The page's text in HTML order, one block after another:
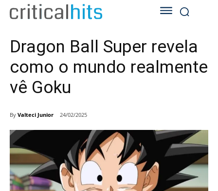
Dragon Ball Super revela
como o mundo realmente
vê Goku
By Valteci Junior 24/02/2025